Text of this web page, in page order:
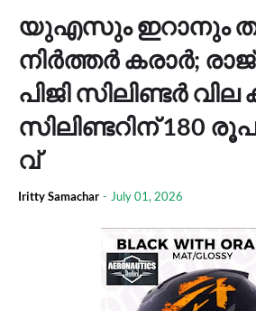
യു​എ​സും ഇ​റാ​നും
നി​ർ​ത്ത​ർ ക​രാ​ർ;
പി​ജി സി​ലി​ണ്ട​ർ
സി​ലി​ണ്ട​റി​ന് 180
വ്
Iritty Samachar - July 01, 2026